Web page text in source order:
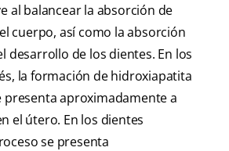
al balancear la absorción de
cuerpo, así como la absorción
desarrollo de los dientes. En los
la formación de hidroxiapatita
presenta aproximadamente a
el útero. En los dientes
se presenta